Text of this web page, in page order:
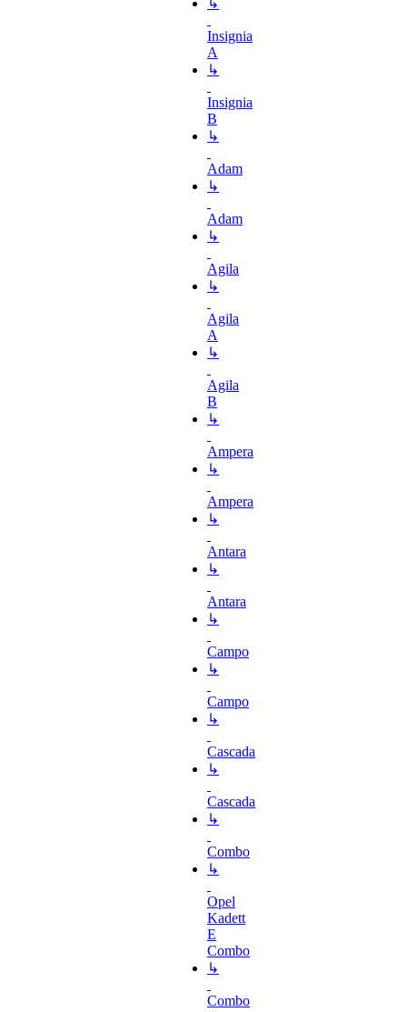
↳
Insignia
A
↳
Insignia
B
↳
Adam
↳
Adam
↳
Agila
↳
Agila
A
↳
Agila
B
↳
Ampera
↳
Ampera
↳
Antara
↳
Antara
↳
Campo
↳
Campo
↳
Cascada
↳
Cascada
↳
Combo
↳
Opel
Kadett
E
Combo
↳
Combo